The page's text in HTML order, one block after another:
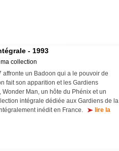
- 1993
collection
affronte un Badoon qui a le pouvoir de
fait son apparition et les Gardiens
Man, un hôte du Phénix et un
intégrale dédiée aux Gardiens de la
inédit en France.
lire la